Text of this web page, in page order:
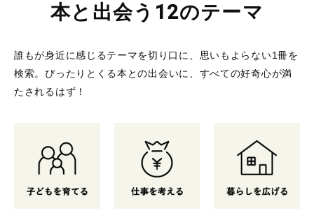
本と出会う12のテーマ
誰もが身近に感じるテーマを切り口に、思いもよらない1冊を
検索。 ぴったりとくる本との出会いに、すべての好奇心が満
たされるはず！